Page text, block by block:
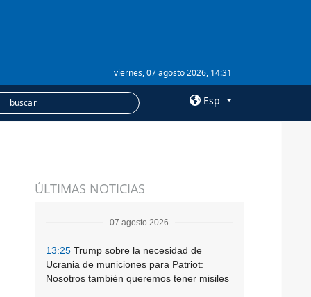
viernes, 07 agosto 2026, 14:31
Esp
Suscripción
ÚLTIMAS NOTICIAS
07 agosto 2026
13:25 Trump sobre la necesidad de
Ucrania de municiones para Patriot:
Nosotros también queremos tener misiles